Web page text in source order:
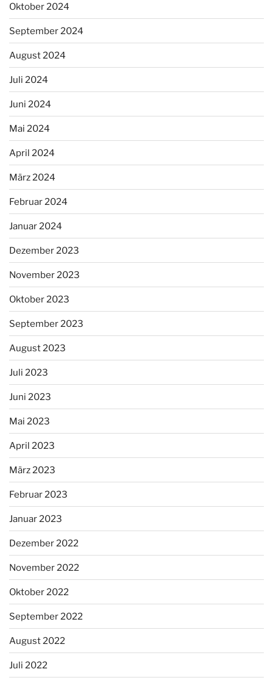
Oktober 2024
September 2024
August 2024
Juli 2024
Juni 2024
Mai 2024
April 2024
März 2024
Februar 2024
Januar 2024
Dezember 2023
November 2023
Oktober 2023
September 2023
August 2023
Juli 2023
Juni 2023
Mai 2023
April 2023
März 2023
Februar 2023
Januar 2023
Dezember 2022
November 2022
Oktober 2022
September 2022
August 2022
Juli 2022